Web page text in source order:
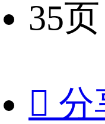
35页
 分